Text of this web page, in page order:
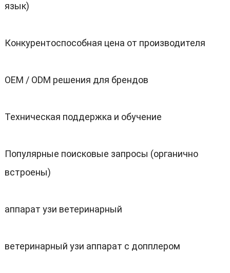
язык)
Конкурентоспособная цена от производителя
OEM / ODM решения для брендов
Техническая поддержка и обучение
Популярные поисковые запросы (органично
встроены)
аппарат узи ветеринарный
ветеринарный узи аппарат с допплером